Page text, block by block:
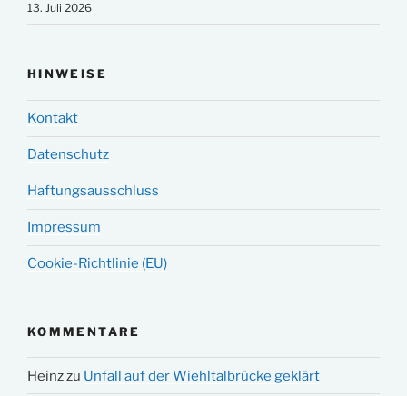
13. Juli 2026
HINWEISE
Kontakt
Datenschutz
Haftungsausschluss
Impressum
Cookie-Richtlinie (EU)
KOMMENTARE
Heinzzu Unfall auf der Wiehltalbrücke geklärt